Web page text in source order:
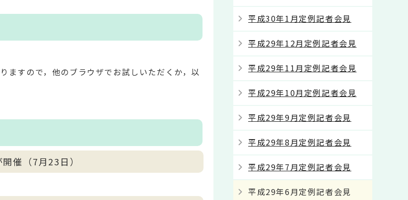
すので，他のブラウザでお試しいただくか，以
催（7月23日）
平成30年1月定例記者会見
平成29年12月定例記者会見
平成29年11月定例記者会見
平成29年10月定例記者会見
平成29年9月定例記者会見
平成29年8月定例記者会見
平成29年7月定例記者会見
平成29年6月定例記者会見